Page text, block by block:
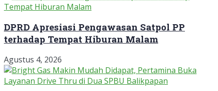
DPRD Apresiasi Pengawasan Satpol PP
terhadap Tempat Hiburan Malam
Agustus 4, 2026